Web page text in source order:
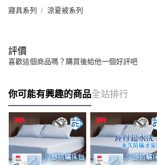
寢具系列 涼夏被系列
評價
喜歡這個商品嗎？購買後給他一個好評吧
你可能有興趣的商品全站排行